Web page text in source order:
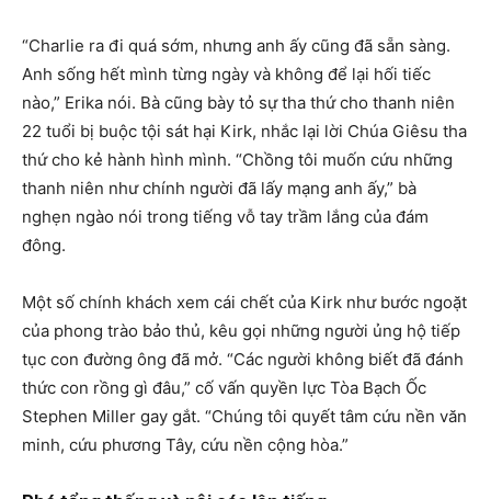
“Charlie ra đi quá sớm, nhưng anh ấy cũng đã sẵn sàng.
Anh sống hết mình từng ngày và không để lại hối tiếc
nào,” Erika nói. Bà cũng bày tỏ sự tha thứ cho thanh niên
22 tuổi bị buộc tội sát hại Kirk, nhắc lại lời Chúa Giêsu tha
thứ cho kẻ hành hình mình. “Chồng tôi muốn cứu những
thanh niên như chính người đã lấy mạng anh ấy,” bà
nghẹn ngào nói trong tiếng vỗ tay trầm lắng của đám
đông.
Một số chính khách xem cái chết của Kirk như bước ngoặt
của phong trào bảo thủ, kêu gọi những người ủng hộ tiếp
tục con đường ông đã mở. “Các người không biết đã đánh
thức con rồng gì đâu,” cố vấn quyền lực Tòa Bạch Ốc
Stephen Miller gay gắt. “Chúng tôi quyết tâm cứu nền văn
minh, cứu phương Tây, cứu nền cộng hòa.”